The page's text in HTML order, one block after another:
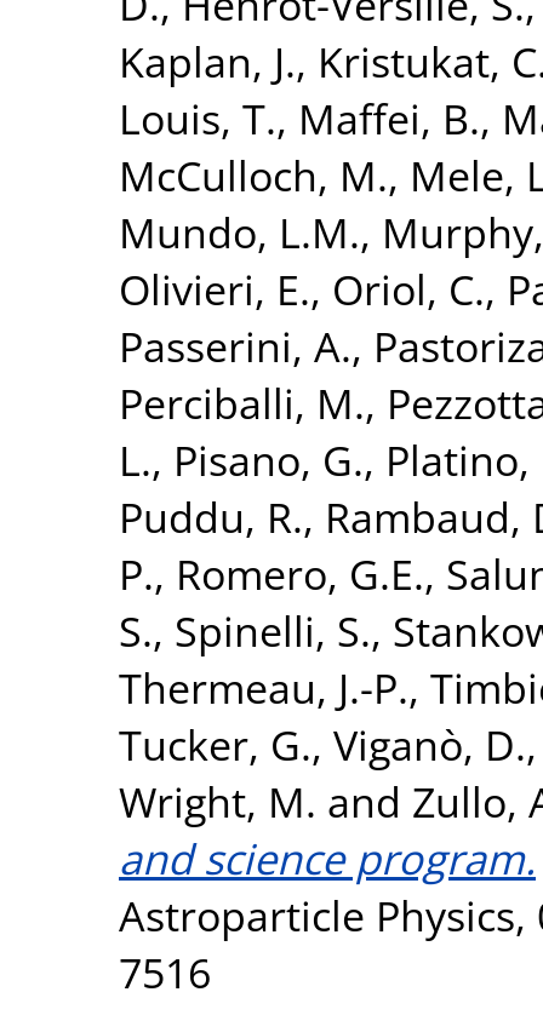
Kaplan, J., Kristukat,
Louis, T., Maffei, B.,
McCulloch, M., Mele,
Mundo, L.M.,
Olivieri, E., Oriol, C.,
Passerini, A.,
Perciballi, M.,
L., Pisano, G., Platino,
Puddu, R., Rambaud,
P., Romero, G.E.,
S., Spinelli, S.,
Thermeau, J.-P.,
Tucker, G., Viganò, D.
Wright, M. and Zullo,
and science program.
Astroparticle Physics,
7516